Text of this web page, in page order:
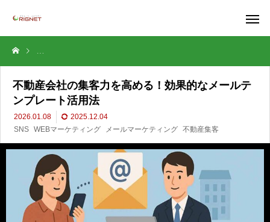
不動産会社の集客力を高める！効果的なメールテンプレート活用法
不動産会社の集客力を高める！効果的なメールテ
ンプレート活用法
2026.01.08
2025.12.04
SNS WEBマーケティング メールマーケティング 不動産集客